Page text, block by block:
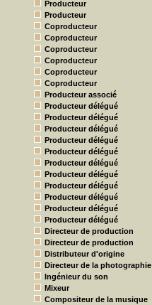
Producteur
Producteur
Coproducteur
Coproducteur
Coproducteur
Coproducteur
Coproducteur
Coproducteur
Producteur associé
Producteur délégué
Producteur délégué
Producteur délégué
Producteur délégué
Producteur délégué
Producteur délégué
Producteur délégué
Producteur délégué
Producteur délégué
Producteur délégué
Producteur délégué
Directeur de production
Directeur de production
Distributeur d'origine
Directeur de la photographie
Ingénieur du son
Mixeur
Compositeur de la musique